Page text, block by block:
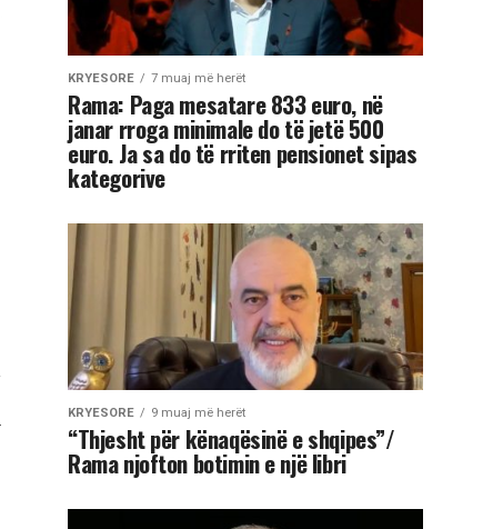
KRYESORE 7 muaj më herët
Rama: Paga mesatare 833 euro, në
janar rroga minimale do të jetë 500
euro. Ja sa do të rriten pensionet sipas
kategorive
KRYESORE 9 muaj më herët
“Thjesht për kënaqësinë e shqipes”/
Rama njofton botimin e një libri